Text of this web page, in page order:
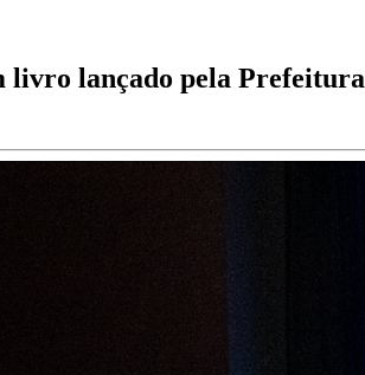
livro lançado pela Prefeitura